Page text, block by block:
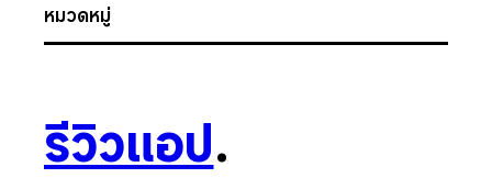
หมวดหมู่
รีวิวแอป.